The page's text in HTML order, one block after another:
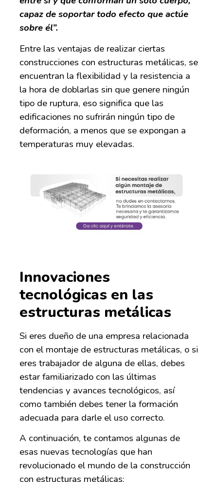
capaz de soportar todo efecto que actúe
sobre él”.
Entre las ventajas de realizar ciertas
construcciones con estructuras metálicas, se
encuentran la flexibilidad y la resistencia a
la hora de doblarlas sin que genere ningún
tipo de ruptura, eso significa que las
edificaciones no sufrirán ningún tipo de
deformación, a menos que se expongan a
temperaturas muy elevadas.
Innovaciones
tecnológicas en las
estructuras metálicas
Si eres dueño de una empresa relacionada
con el montaje de estructuras metálicas, o si
eres trabajador de alguna de ellas, debes
estar familiarizado con las últimas
tendencias y avances tecnológicos, así
como también debes tener la formación
adecuada para darle el uso correcto.
A continuación, te contamos algunas de
esas nuevas tecnologías que han
revolucionado el mundo de la construcción
con estructuras metálicas: